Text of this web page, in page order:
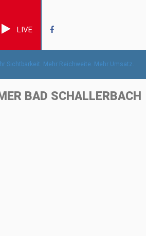
LIVE
BAD SCHALLERBACH